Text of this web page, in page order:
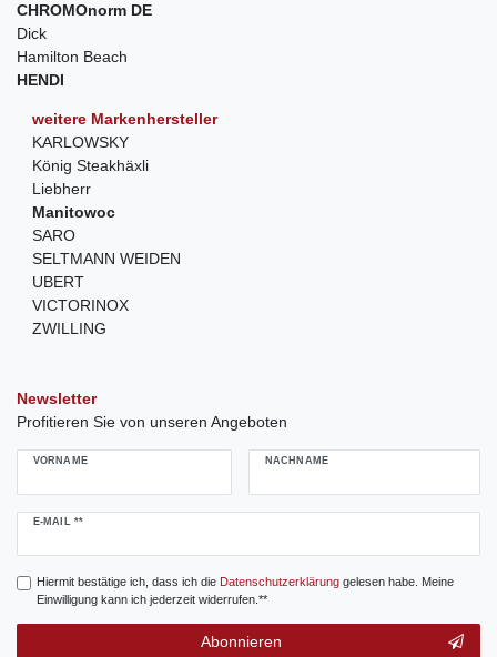
CHROMOnorm DE
Dick
Hamilton Beach
HENDI
weitere Markenhersteller
KARLOWSKY
König Steakhäxli
Liebherr
Manitowoc
SARO
SELTMANN WEIDEN
UBERT
VICTORINOX
ZWILLING
Newsletter
Profitieren Sie von unseren Angeboten
VORNAME NACHNAME
E-MAIL **
Newsletter
Hiermit bestätige ich, dass ich die Daten­schutz­erklärunggelesen habe. Meine
Einwilligung kann ich jederzeit widerrufen.**
Abonnieren